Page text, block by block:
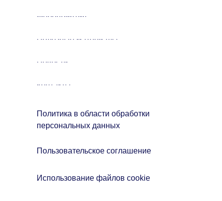
Мероприятия
Полезные материалы
Новости
Контакты
Пользовательское соглашение
Использование файлов cookie
Политика в области обработки
персональных данных